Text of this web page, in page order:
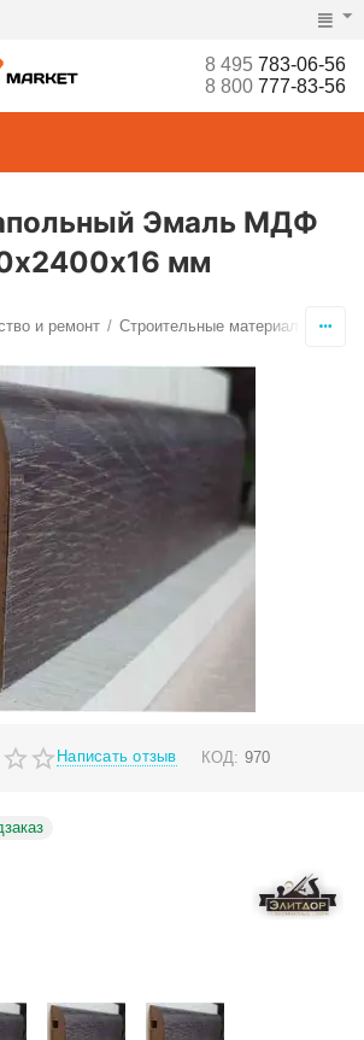
8 495783-06-56
8 800777-83-56
Эмаль МДФ
мм
и ремонт / Строительные материалы /
Написать отзыв КОД: 970